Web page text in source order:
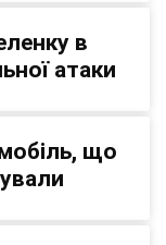
в
атаки
що